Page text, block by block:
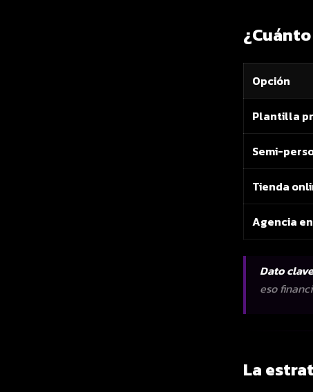
Opción
Plantilla
Semi-
Tienda
Agencia en
Dato clave
eso
La